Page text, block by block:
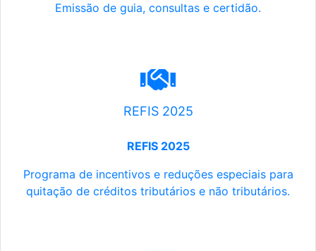
Emissão de guia, consultas e certidão.
REFIS 2025
REFIS 2025
Programa de incentivos e reduções especiais para
quitação de créditos tributários e não tributários.